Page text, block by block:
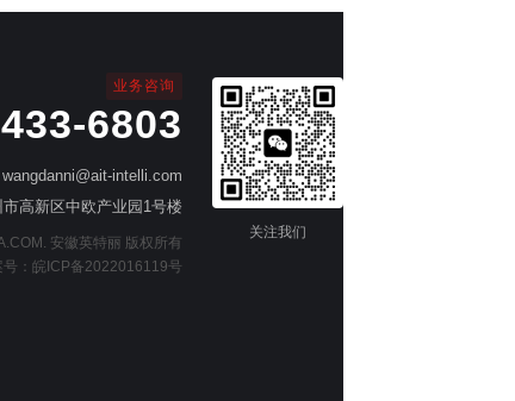
业务咨询
6803
wangdanni@ait-intelli.com
高新区中欧产业园1号楼
安徽英特丽 版权所有
： 皖ICP备2022016119号
关注我们